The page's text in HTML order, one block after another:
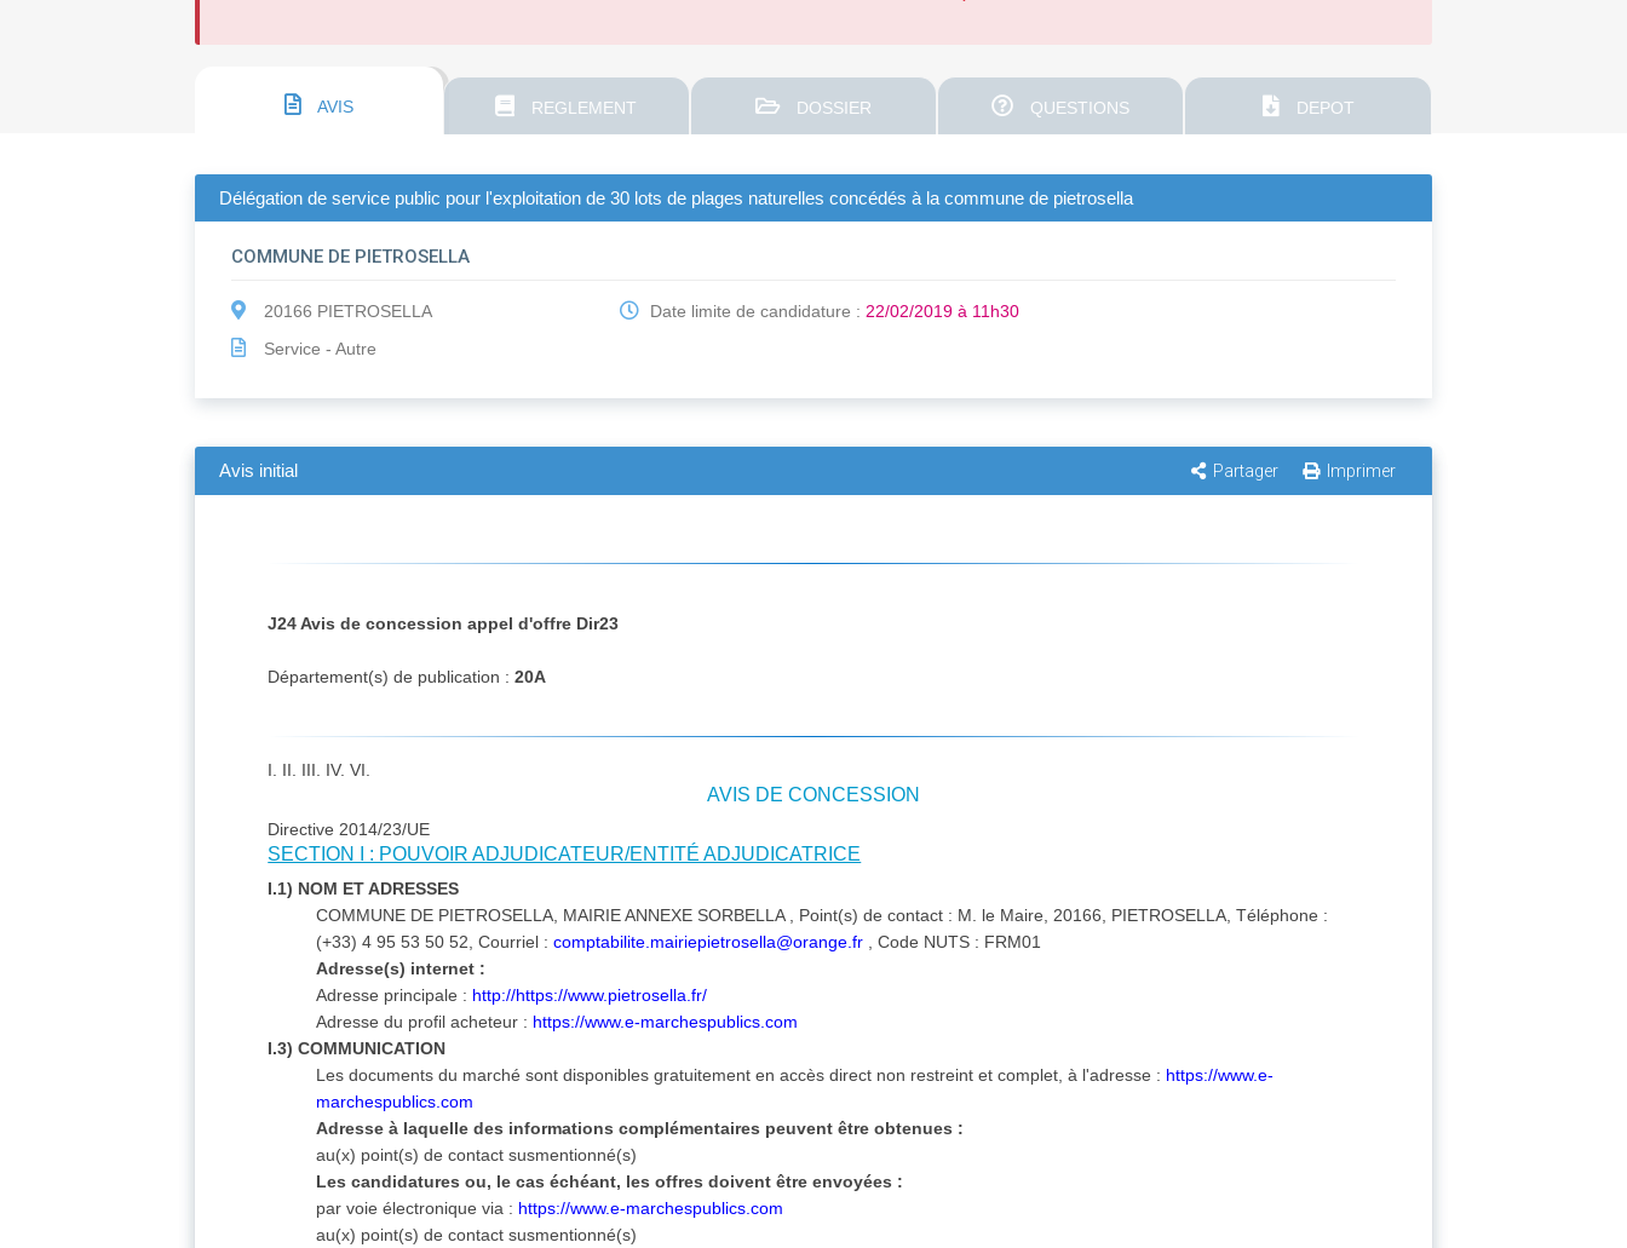
AVIS REGLEMENT DOSSIER QUESTIONS DEPOT
Délégation de service public pour l'exploitation de 30 lots de plages naturelles concédés à la commune de pietrosella
COMMUNE DE PIETROSELLA
20166 PIETROSELLA
Service - Autre
Date limite de candidature :22/02/2019 à 11h30
Avis initial Partager Imprimer
J24 Avis de concession appel d'offre Dir23
Département(s) de publication :20A
I. II. III. IV. VI.
AVIS DE CONCESSION
Directive 2014/23/UE
SECTION I : POUVOIR ADJUDICATEUR/ENTITÉ ADJUDICATRICE
I.1) NOM ET ADRESSES
COMMUNE DE PIETROSELLA, MAIRIE ANNEXE SORBELLA , Point(s) de contact : M. le Maire, 20166, PIETROSELLA, Téléphone :
(+33) 4 95 53 50 52, Courriel :comptabilite.mairiepietrosella@orange.fr , Code NUTS : FRM01
Adresse(s) internet :
Adresse principale : http://https://www.pietrosella.fr/
Adresse du profil acheteur : https://www.e-marchespublics.com
I.3) COMMUNICATION
Les documents du marché sont disponibles gratuitement en accès direct non restreint et complet, à l'adresse : https://www.e-
marchespublics.com
Adresse à laquelle des informations complémentaires peuvent être obtenues :
au(x) point(s) de contact susmentionné(s)
Les candidatures ou, le cas échéant, les offres doivent être envoyées :
par voie électronique via : https://www.e-marchespublics.com
au(x) point(s) de contact susmentionné(s)